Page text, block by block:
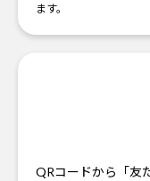
ます。
QRコードから「友